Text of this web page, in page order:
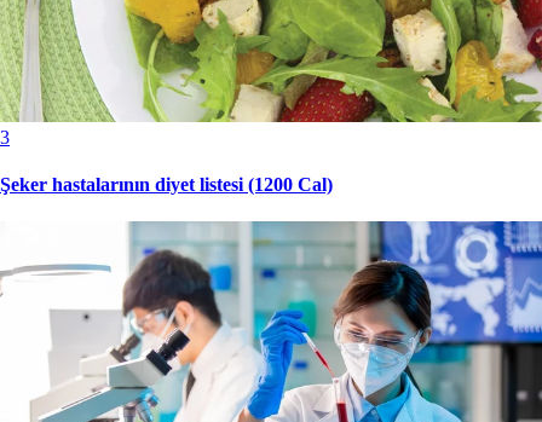
3
Şeker hastalarının diyet listesi (1200 Cal)